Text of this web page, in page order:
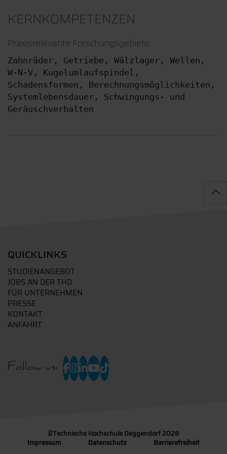
KERNKOMPETENZEN
Praxisrelevante Forschungsgebiete:
Zahnräder, Getriebe, Wälzlager, Wellen,
W-N-V, Kugelumlaufspindel,
Schadensformen, Berechnungsmöglichkeiten,
Systemlebensdauer, Schwingungs- und
QUICKLINKS
STUDIENANGEBOT
JOBS AN DER THD
FÜR UNTERNEHMEN
PRESSE
KONTAKT
ANFAHRT
Follow us:
©Technische Hochschule Deggendorf 2026
Impressum
Datenschutz Barrierefreiheit